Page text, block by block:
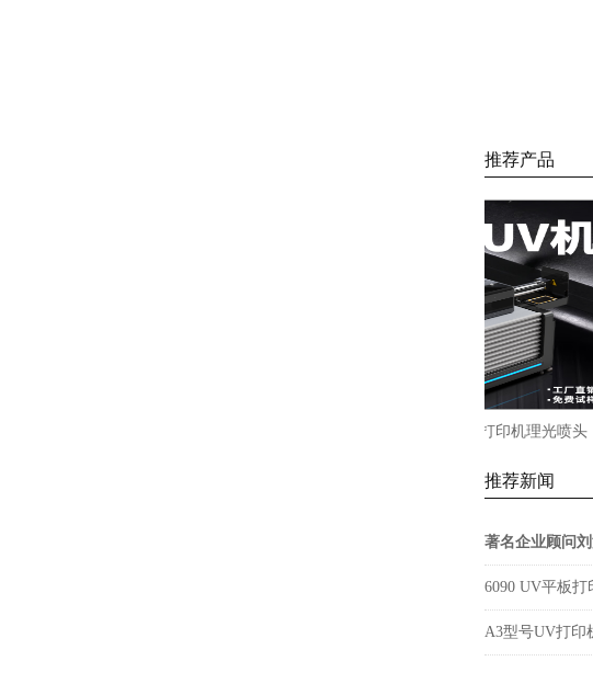
推荐产品
松普新款9060高落差打印机理光喷头
推荐新闻